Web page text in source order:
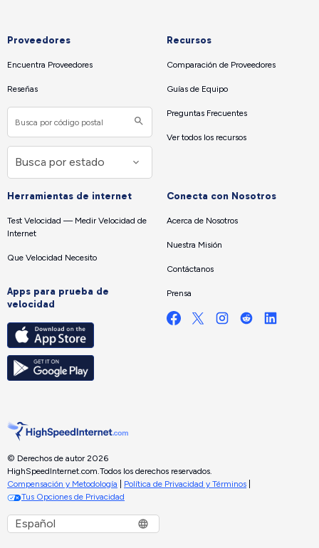
Proveedores
Encuentra Proveedores
Reseñas
Recursos
Comparación de Proveedores
Guías de Equipo
Preguntas Frecuentes
Ver todos los recursos
Herramientas de internet
Test Velocidad — Medir Velocidad de
Internet
Que Velocidad Necesito
Apps para prueba de
velocidad
Conecta con Nosotros
Acerca de Nosotros
Nuestra Misión
Contáctanos
Prensa
© Derechos de autor 2026
HighSpeedInternet.com.Todos los derechos reservados.
Compensación y Metodología
Política de Privacidad y Términos
Tus Opciones de Privacidad